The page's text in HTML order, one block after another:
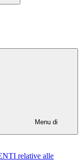
Menu di
relative alle